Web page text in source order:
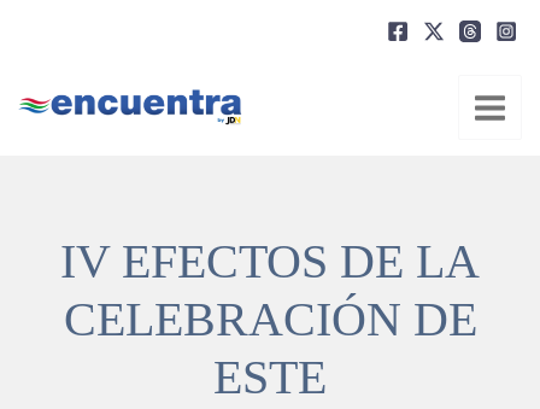
IV EFECTOS DE LA
CELEBRACIÓN DE
ESTE